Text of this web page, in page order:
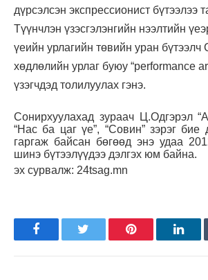
дүрсэлсэн экспрессионист бүтээлээ
Түүнчлэн үзэсгэлэнгийн нээлтийн
үеийн урлагийн төвийн уран бүтээлч
хөдлөлийн урлаг буюу “performance
үзэгчдэд толилуулах гэнэ.
Сонирхуулахад зураач Ц.Одгэрэл
“Нас ба цаг үе”, “Совин” зэрэг бие
гаргаж байсан бөгөөд энэ удаа
шинэ бүтээлүүдээ дэлгэх юм байна.
эх сурвалж: 24tsag.mn
FacebookTwitter Pinterest